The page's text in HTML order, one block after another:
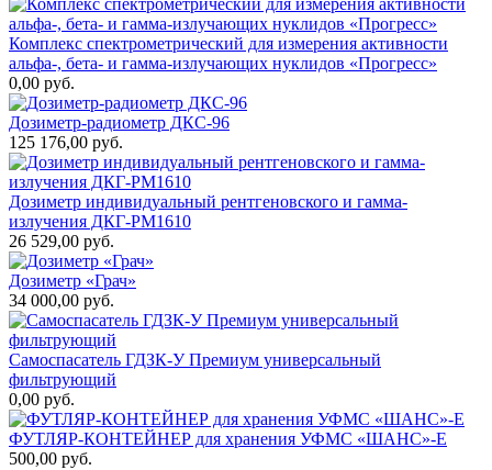
Комплекс спектрометрический для измерения активности
альфа-, бета- и гамма-излучающих нуклидов «Прогресс»
0,00 руб.
Дозиметр-радиометр ДКС-96
125 176,00 руб.
Дозиметр индивидуальный рентгеновского и гамма-
излучения ДКГ-РМ1610
26 529,00 руб.
Дозиметр «Грач»
34 000,00 руб.
Самоспасатель ГДЗК-У Премиум универсальный
фильтрующий
0,00 руб.
ФУТЛЯР-КОНТЕЙНЕР для хранения УФМС «ШАНС»-Е
500,00 руб.